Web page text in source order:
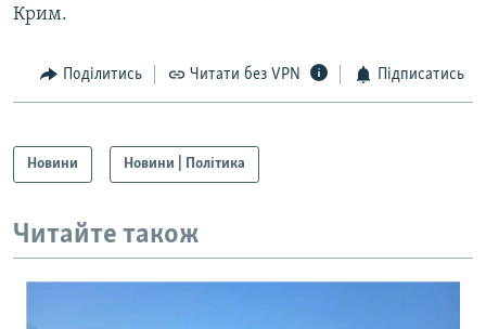
Крим.
Поділитись Читати без VPN Підписатись
Новини Новини | Політика
Читайте також